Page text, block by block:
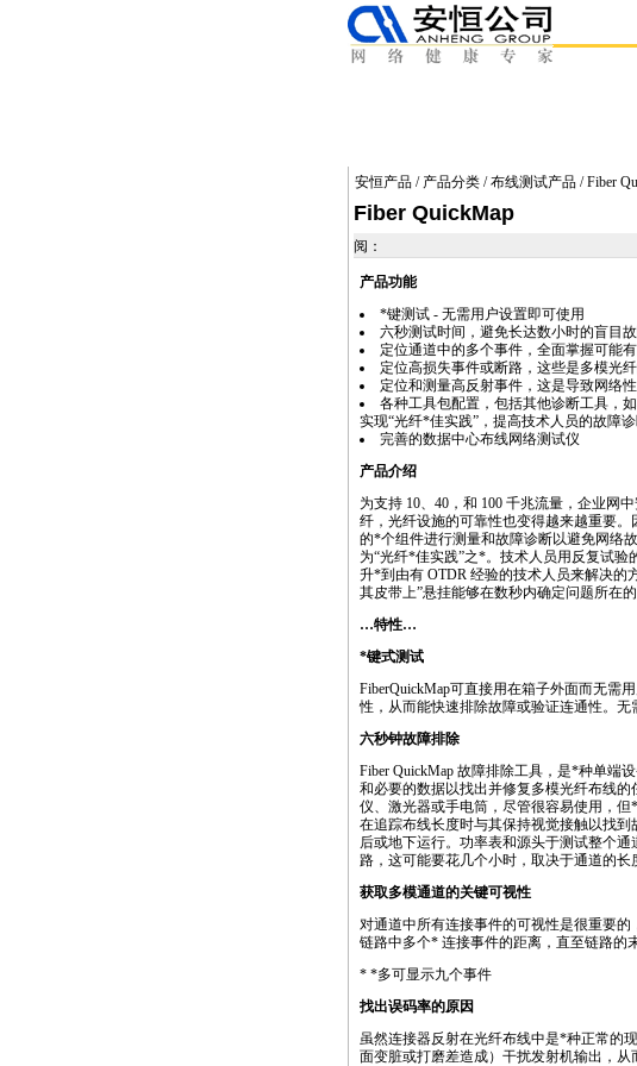
安恒产品 / 产品分类 /布线测试产品 / Fiber
Fiber QuickMap
阅：
产品功能
*键测试 - 无需用户设置即可使用
六秒测试时间，避免长达数小时的盲目
定位通道中的多个事件，全面掌握可能
定位高损失事件或断路，这些是多模光
定位和测量高反射事件，这是导致网络
各种工具包配置，包括其他诊断工具，
实现“光纤*佳实践”，提高技术人员的故障
完善的数据中心布线网络测试仪
产品介绍
为支持 10、40，和 100 千兆流量，企业网
纤，光纤设施的可靠性也变得越来越重要
的*个组件进行测量和故障诊断以避免网络
为“光纤*佳实践”之*。技术人员用反复试验
升*到由有 OTDR 经验的技术人员来解决的
其皮带上”悬挂能够在数秒内确定问题所在的
…特性…
*键式测试
FiberQuickMap可直接用在箱子外面而无需
性，从而能快速排除故障或验证连通性。无
六秒钟故障排除
Fiber QuickMap 故障排除工具，是*种单端
和必要的数据以找出并修复多模光纤布线
仪、激光器或手电筒，尽管很容易使用，但*
在追踪布线长度时与其保持视觉接触以找到
后或地下运行。功率表和源头于测试整个
路，这可能要花几个小时，取决于通道的长
获取多模通道的关键可视性
对通道中所有连接事件的可视性是很重要
链路中多个* 连接事件的距离，直至链路的
* *多可显示九个事件
找出误码率的原因
虽然连接器反射在光纤布线中是*种正常的
面变脏或打磨差造成）干扰发射机输出，